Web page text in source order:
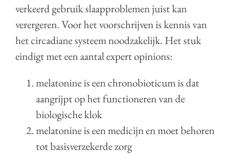
verkeerd gebruik slaapproblemen juist kan
verergeren. Voor het voorschrijven is kennis van
het circadiane systeem noodzakelijk. Het stuk
eindigt met een aantal expert opinions:
melatonine is een chronobioticum is dat
aangrijpt op het functioneren van de
biologische klok
melatonine is een medicijn en moet behoren
tot basisverzekerde zorg